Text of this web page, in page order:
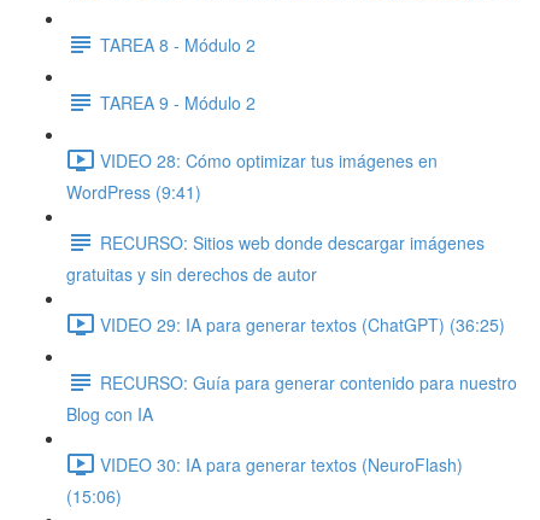
TAREA 8 - Módulo 2
TAREA 9 - Módulo 2
VIDEO 28: Cómo optimizar tus imágenes en
WordPress (9:41)
RECURSO: Sitios web donde descargar imágenes
gratuitas y sin derechos de autor
VIDEO 29: IA para generar textos (ChatGPT) (36:25)
RECURSO: Guía para generar contenido para nuestro
Blog con IA
VIDEO 30: IA para generar textos (NeuroFlash)
(15:06)